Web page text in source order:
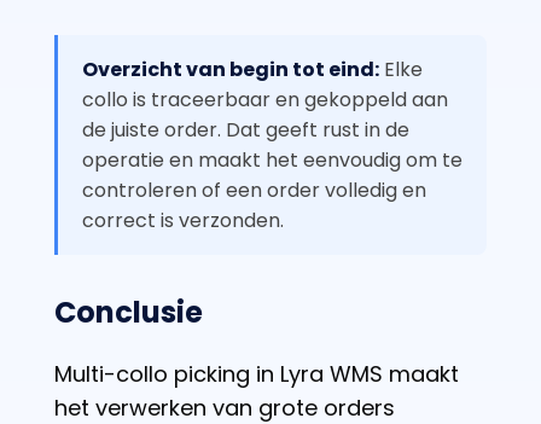
Overzicht van begin tot eind:Elke
collo is traceerbaar en gekoppeld aan
de juiste order. Dat geeft rust in de
operatie en maakt het eenvoudig om te
controleren of een order volledig en
correct is verzonden.
Conclusie
Multi-collo picking in Lyra WMS maakt
het verwerken van grote orders